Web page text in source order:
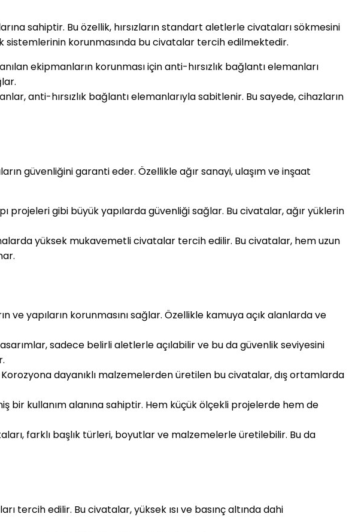
sahiptir. Bu özellik, hırsızların standart aletlerle civataları sökmesini
sistemlerinin korunmasında bu civatalar tercih edilmektedir.
ekipmanların korunması için anti-hırsızlık bağlantı elemanları
anti-hırsızlık bağlantı elemanlarıyla sabitlenir. Bu sayede, cihazların
güvenliğini garanti eder. Özellikle ağır sanayi, ulaşım ve inşaat
gibi büyük yapılarda güvenliği sağlar. Bu civatalar, ağır yüklerin
yüksek mukavemetli civatalar tercih edilir. Bu civatalar, hem uzun
yapıların korunmasını sağlar. Özellikle kamuya açık alanlarda ve
sadece belirli aletlerle açılabilir ve bu da güvenlik seviyesini
dayanıklı malzemelerden üretilen bu civatalar, dış ortamlarda
kullanım alanına sahiptir. Hem küçük ölçekli projelerde hem de
farklı başlık türleri, boyutlar ve malzemelerle üretilebilir. Bu da
tercih edilir. Bu civatalar, yüksek ısı ve basınç altında dahi